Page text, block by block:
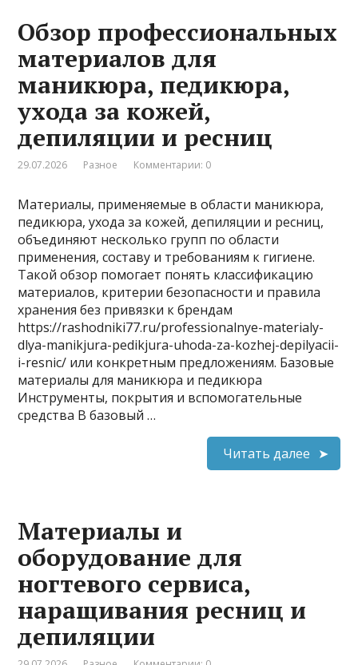
Обзор профессиональных
материалов для
маникюра, педикюра,
ухода за кожей,
депиляции и ресниц
29.07.2026 Разное Комментарии: 0
Материалы, применяемые в области маникюра,
педикюра, ухода за кожей, депиляции и ресниц,
объединяют несколько групп по области
применения, составу и требованиям к гигиене.
Такой обзор помогает понять классификацию
материалов, критерии безопасности и правила
хранения без привязки к брендам
https://rashodniki77.ru/professionalnye-materialy-
dlya-manikjura-pedikjura-uhoda-za-kozhej-depilyacii-
i-resnic/ или конкретным предложениям. Базовые
материалы для маникюра и педикюра
Инструменты, покрытия и вспомогательные
средства В базовый …
Читать далее
Материалы и
оборудование для
ногтевого сервиса,
наращивания ресниц и
депиляции